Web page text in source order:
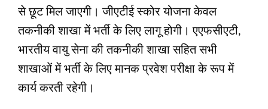
से छूट मिल जाएगी। जीएटीई स्कोर योजना केवल
तकनीकी शाखा में भर्ती के लिए लागू होगी। एएफसीएटी,
भारतीय वायु सेना की तकनीकी शाखा सहित सभी
शाखाओं में भर्ती के लिए मानक प्रवेश परीक्षा के रूप में
कार्य करती रहेगी।